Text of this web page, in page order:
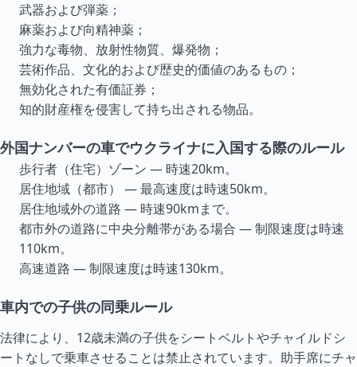
武器および弾薬；
麻薬および向精神薬；
強力な毒物、放射性物質、爆発物；
芸術作品、文化的および歴史的価値のあるもの；
無効化された有価証券；
知的財産権を侵害して持ち出される物品。
外国ナンバーの車でウクライナに入国する際のルール
歩行者（住宅）ゾーン — 時速20km。
居住地域（都市） — 最高速度は時速50km。
居住地域外の道路 — 時速90kmまで。
都市外の道路に中央分離帯がある場合 — 制限速度は時速
110km。
高速道路 — 制限速度は時速130km。
車内での子供の同乗ルール
法律により、12歳未満の子供をシートベルトやチャイルドシ
ートなしで乗車させることは禁止されています。助手席にチャ